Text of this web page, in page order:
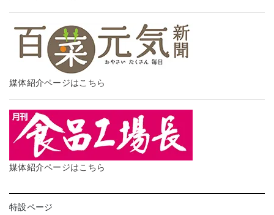
媒体紹介ページはこちら
媒体紹介ページはこちら
特設ページ